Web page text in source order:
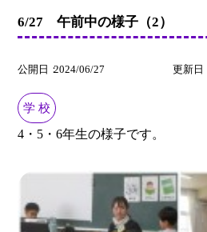
6/27 午前中の様子（2）
公開日 2024/06/27 更新日
学 校
4・5・6年生の様子です。